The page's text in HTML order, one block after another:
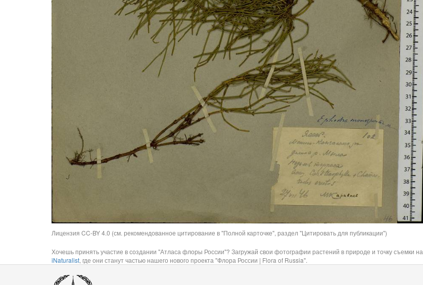
Лицензия CC-BY 4.0 (см. рекомендованное цитирование в "Полной карточке", раздел "Цитировать для публикации")
Хочешь принять участие в создании "Атласа флоры России"? Загружай свои фотографии растений в природе и точку съемки на
iNaturalist, где они станут частью нашего нового проекта "Флора России | Flora of Russia".